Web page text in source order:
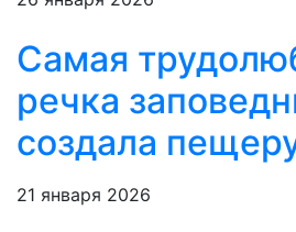
Самая
речка
создала
21 января 2026